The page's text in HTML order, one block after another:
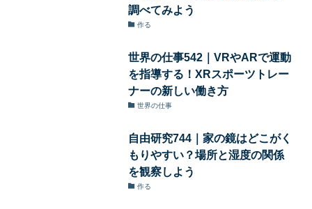
調べてみよう
作る
世界の仕事542｜VRやARで運動
を指導する！XRスポーツトレー
ナーの新しい働き方
世界の仕事
自由研究744｜家の鏡はどこがく
もりやすい？場所と湿度の関係
を観察しよう
作る